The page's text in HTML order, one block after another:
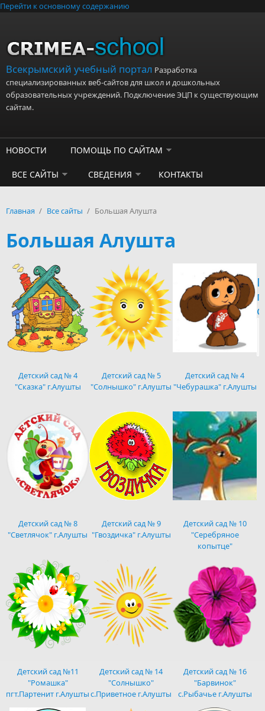
Перейти к основному содержанию
Всекрымский учебный портал Разработка
специализированных веб-сайтов для школ и дошкольных
образовательных учреждений. Подключение ЭЦП к существующим
сайтам.
НОВОСТИ ПОМОЩЬ ПО САЙТАМ
ВСЕ САЙТЫ СВЕДЕНИЯ КОНТАКТЫ
Главная / Все сайты / Большая Алушта
Большая Алушта
Детский сад № 4
"Сказка" г.Алушты
Детский сад № 5
"Солнышко" г.Алушты
Детский сад № 4
"Чебурашка" г.Алушты
Детский сад № 8
"Светлячок" г.Алушты
Детский сад № 9
"Гвоздичка" г.Алушты
Детский сад № 10
"Серебряное
копытце"
Детский сад №11
"Ромашка"
пгт.Партенит г.Алушты
Детский сад № 14
"Солнышко"
с.Приветное г.Алушты
Детский сад № 16
"Барвинок"
с.Рыбачье г.Алушты